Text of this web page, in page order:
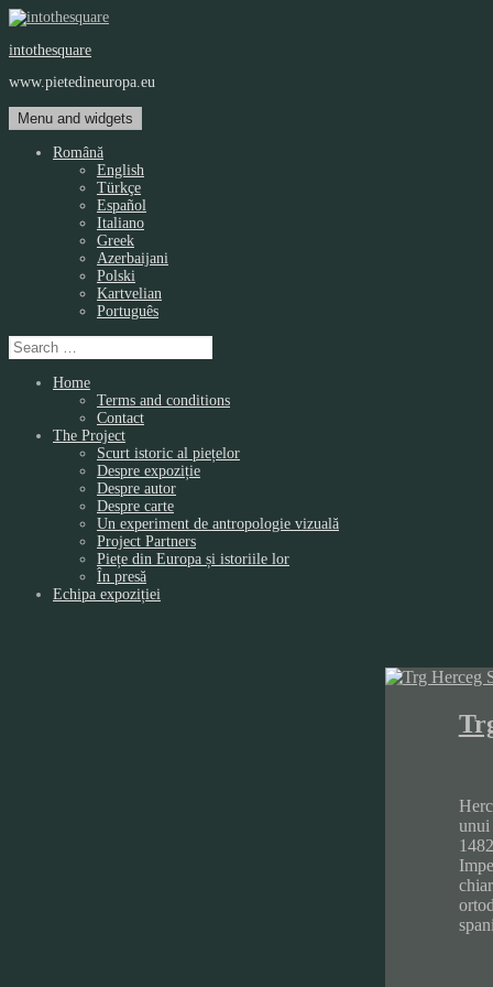
Skip
content
intothesquare
www.pietedineuropa.eu
Menu and widgets
Română
English
Türkçe
Español
Italiano
Greek
Azerbaijani
Polski
Kartvelian
Português
Search
for:
Home
Terms and conditions
Contact
The Project
Scurt istoric al piețelor
Despre expoziție
Despre autor
Despre carte
Un experiment de antropologie vizuală
Project Partners
Piețe din Europa și istoriile lor
În presă
Echipa expoziției
unui